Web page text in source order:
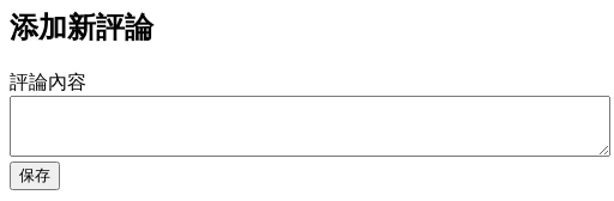
添加新評論
評論內容
保存